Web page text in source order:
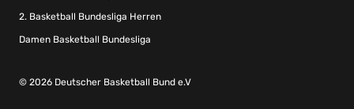
2. Basketball Bundesliga Herren
Damen Basketball Bundesliga
© 2026 Deutscher Basketball Bund e.V